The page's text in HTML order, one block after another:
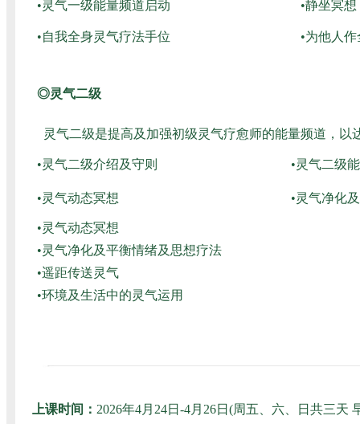
•灵气一级能量频道启动 •静坐冥想
•自我全身灵气疗法手位 •为他人
◎灵气二级
灵气二级是提高及加强初级灵气疗愈师的能量频道，
•灵气二级介绍及守则 •灵气二级
•灵气动态冥想 •灵气净化
•灵气动态冥想
•灵气净化及平衡情绪及思想疗法
•遥距传送灵气
•环境及生活中的灵气运用
上课时间： 2026年4月24日-4月26日(周五、六、日共三